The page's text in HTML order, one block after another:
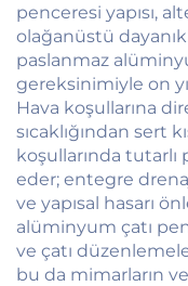
penceresi yapısı,
olağanüstü
paslanmaz
gereksinimiyle on
Hava koşullarına
sıcaklığından sert
koşullarında tutarlı
eder; entegre
ve yapısal hasarı
alüminyum çatı
ve çatı
bu da mimarların